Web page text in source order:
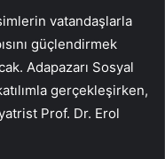
vatandaşlarla
güçlendirmek
Adapazarı Sosyal
gerçekleşirken,
Prof. Dr. Erol